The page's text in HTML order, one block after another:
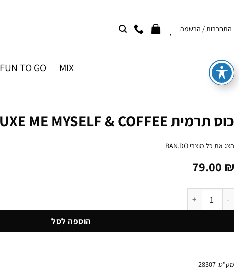
content
התחברות / הרשמה
MIX
FUN TO GO
כוס תרמית DELUXE ME MYSELF & COFFEE
הצג את כל מוצרי BAN.DO
79.00 ₪
הוספה לסל
מק"ט: 28307